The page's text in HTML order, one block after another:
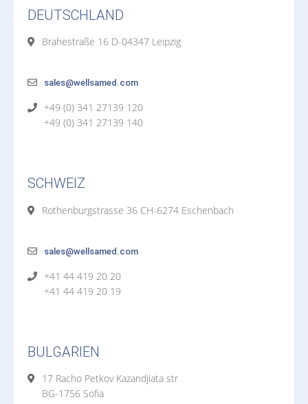
DEUTSCHLAND
Brahestraße 16 D-04347 Leipzig
sales@wellsamed.com
+49 (0) 341 27139 120
+49 (0) 341 27139 140
SCHWEIZ
Rothenburgstrasse 36 CH-6274 Eschenbach
sales@wellsamed.com
+41 44 419 20 20
+41 44 419 20 19
BULGARIEN
17 Racho Petkov Kazandjiata str
BG-1756 Sofia